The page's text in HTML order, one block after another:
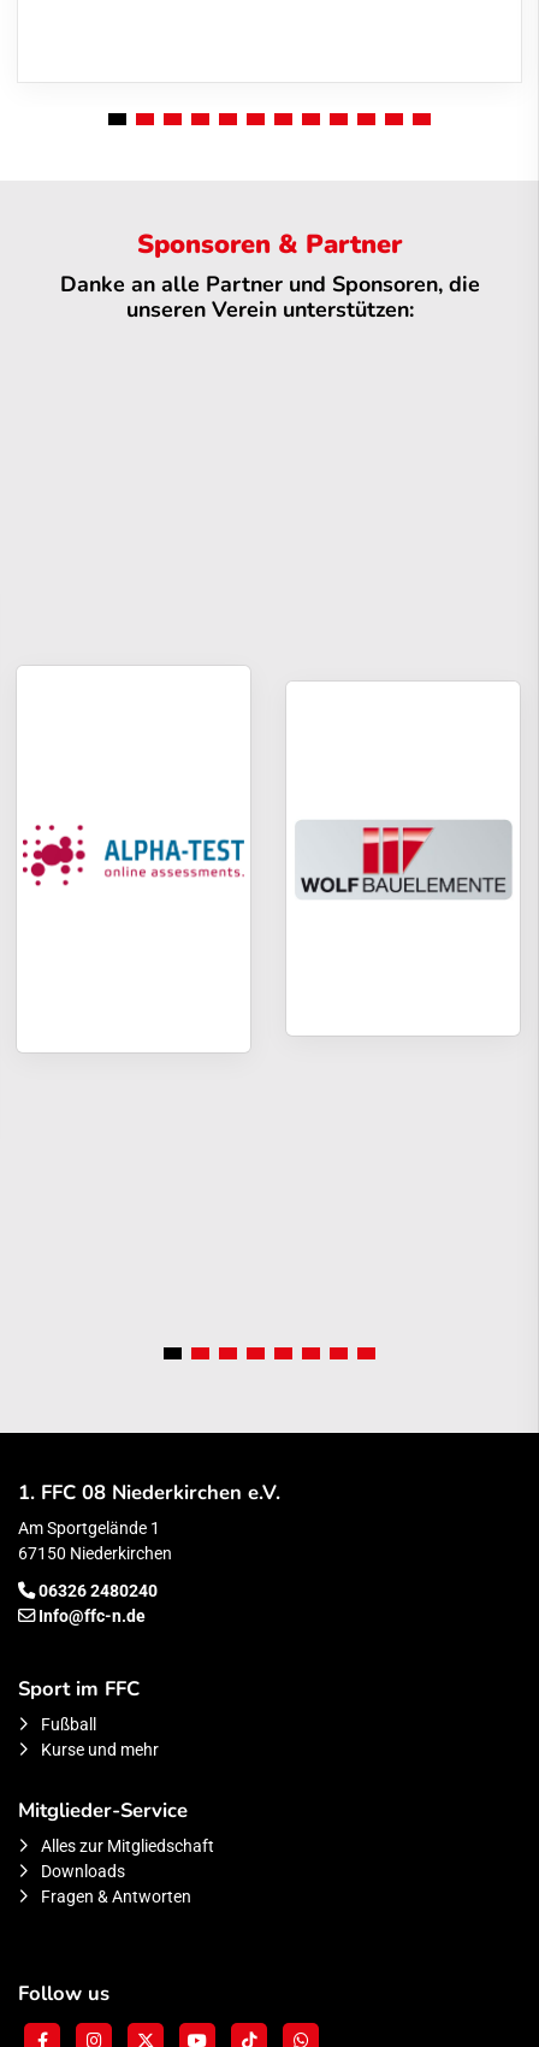
Sponsoren & Partner
Danke an alle Partner und Sponsoren, die
unseren Verein unterstützen:
1. FFC 08 Niederkirchen e.V.
Am Sportgelände 1
67150 Niederkirchen
06326 2480240
Info@ffc-n.de
Sport im FFC
Fußball
Kurse und mehr
Mitglieder-Service
Alles zur Mitgliedschaft
Downloads
Fragen & Antworten
Follow us